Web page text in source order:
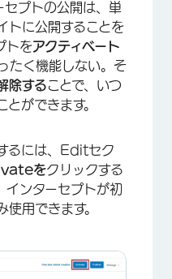
セプトの公開は、単
トに公開することを
トをアクティベート
たく機能しない。そ
除することで、いつ
ができます。
るには、Editセク
をクリックする
インターセプトが初
用できます。